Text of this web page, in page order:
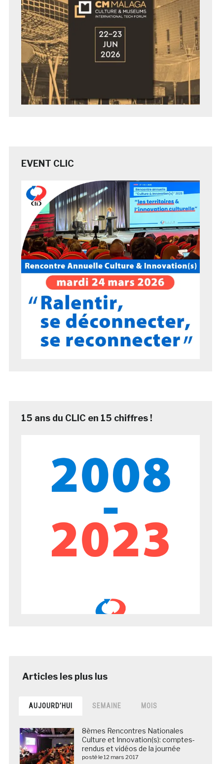
EVENT CLIC
15 ans du CLIC en 15 chiffres !
AUJOURD’HUI SEMAINE MOIS
8èmes Rencontres Nationales
Culture et Innovation(s): comptes-
rendus et vidéos de la journée
posté le 12 mars 2017